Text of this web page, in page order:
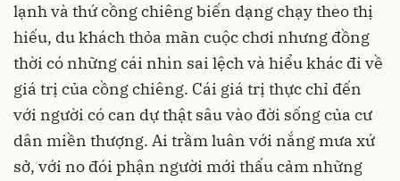
lạnh và thứ cồng chiêng biến dạng chạy theo thị
hiếu, du khách thỏa mãn cuộc chơi nhưng đồng
thời có những cái nhìn sai lệch và hiểu khác đi về
giá trị của cồng chiêng. Cái giá trị thực chỉ đến
với người có can dự thật sâu vào đời sống của cư
dân miền thượng. Ai trầm luân với nắng mưa xứ
sở, với no đói phận người mới thấu cảm những